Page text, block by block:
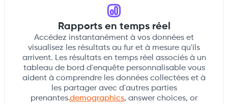
Rapports en temps réel
Accédez instantanément à vos données et
visualisez les résultats au fur et à mesure qu'ils
arrivent. Les résultats en temps réel associés à un
tableau de bord d'enquête personnalisable vous
aident à comprendre les données collectées et à
les partager avec d'autres parties
prenantes.demographics, answer choices, or